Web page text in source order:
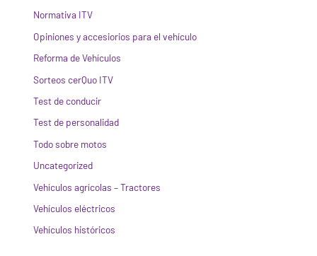
Normativa ITV
Opiniones y accesiorios para el vehículo
Reforma de Vehículos
Sorteos cerQuo ITV
Test de conducir
Test de personalidad
Todo sobre motos
Uncategorized
Vehículos agrícolas – Tractores
Vehículos eléctricos
Vehículos históricos